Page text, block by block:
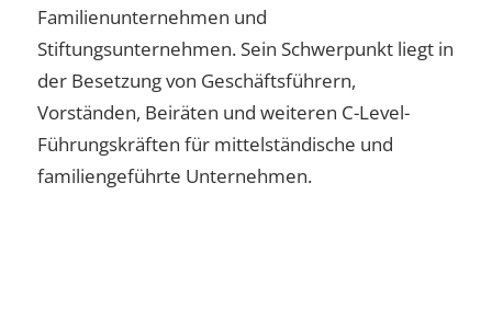
Familienunternehmen und
Stiftungsunternehmen. Sein Schwerpunkt liegt in
der Besetzung von Geschäftsführern,
Vorständen, Beiräten und weiteren C-Level-
Führungskräften für mittelständische und
familiengeführte Unternehmen.